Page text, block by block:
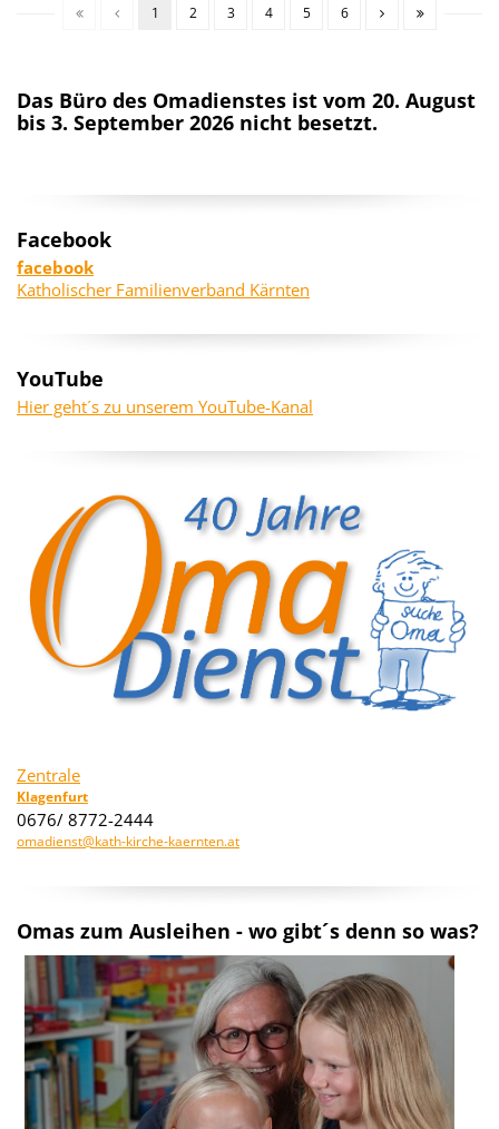
1 2 3 4 5 6
Das Büro des Omadienstes ist vom 20. August
bis 3. September 2026 nicht besetzt.
Facebook
facebook
Katholischer Familienverband Kärnten
YouTube
Hier geht´s zu unserem YouTube-Kanal
Zentrale
Klagenfurt
0676/ 8772-2444
omadienst@kath-kirche-kaernten.at
Omas zum Ausleihen - wo gibt´s denn so was?